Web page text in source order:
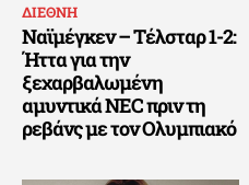
ΔΙΕΘΝΗ
Ναϊμέγκεν – Τέλσταρ 1-2:
Ήττα για την
ξεχαρβαλωμένη
αμυντικά NEC πριν τη
ρεβάνς με τον Ολυμπιακό